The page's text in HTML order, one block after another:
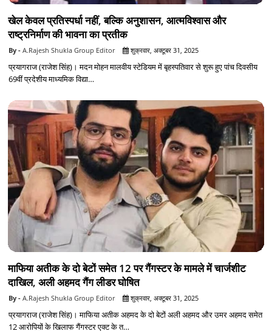
खेल केवल प्रतिस्पर्धा नहीं, बल्कि अनुशासन, आत्मविश्वास और
राष्ट्रनिर्माण की भावना का प्रतीक
A.Rajesh Shukla Group Editor शुक्रवार, अक्टूबर 31, 2025
प्रयागराज (राजेश सिंह)। मदन मोहन मालवीय स्टेडियम में बृहस्पतिवार से शुरू हुए पांच दिवसीय
69वीं प्रदेशीय माध्यमिक विद्या…
माफिया अतीक के दो बेटों समेत 12 पर गैंगस्टर के मामले में चार्जशीट
दाखिल, अली अहमद गैंग लीडर घोषित
A.Rajesh Shukla Group Editor शुक्रवार, अक्टूबर 31, 2025
प्रयागराज (राजेश सिंह)। माफिया अतीक अहमद के दो बेटों अली अहमद और उमर अहमद समेत
12 आरोपियों के खिलाफ गैंगस्टर एक्ट के त…